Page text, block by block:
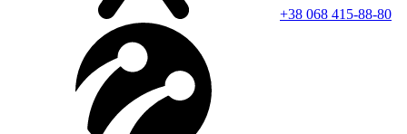
+38 068 415-88-80